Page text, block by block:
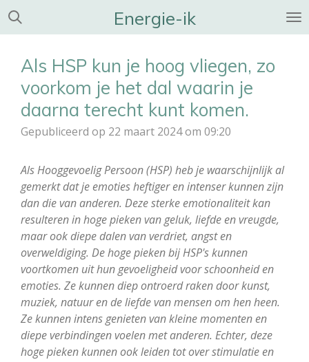
Ga
hoofdinhoud
Energie-ik
Als HSP kun je hoog vliegen, zo
voorkom je het dal waarin je
daarna terecht kunt komen.
Gepubliceerd op 22 maart 2024 om 09:20
Als Hooggevoelig Persoon (HSP) heb je waarschijnlijk al
gemerkt dat je emoties heftiger en intenser kunnen zijn
dan die van anderen. Deze sterke emotionaliteit kan
resulteren in hoge pieken van geluk, liefde en vreugde,
maar ook diepe dalen van verdriet, angst en
overweldiging. De hoge pieken bij HSP's kunnen
voortkomen uit hun gevoeligheid voor schoonheid en
emoties. Ze kunnen diep ontroerd raken door kunst,
muziek, natuur en de liefde van mensen om hen heen.
Ze kunnen intens genieten van kleine momenten en
diepe verbindingen voelen met anderen. Echter, deze
hoge pieken kunnen ook leiden tot over stimulatie en